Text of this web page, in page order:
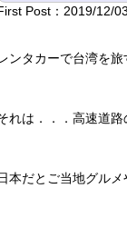
Post： 2019/12/
ンタカーで台湾を
れは．．．高速道路
本だとご当地グル